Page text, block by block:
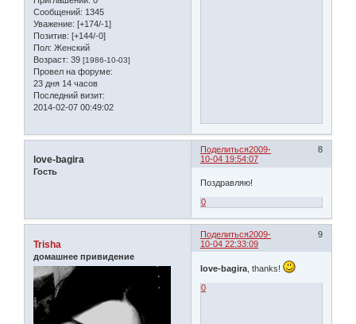
Сообщений: 1345
Уважение: [+174/-1]
Позитив: [+144/-0]
Пол: Женский
Возраст: 39 [1986-10-03]
Провел на форуме:
23 дня 14 часов
Последний визит:
2014-02-07 00:49:02
Поделиться 8
2009-
10-04 19:54:07
love-bagira
Гость
Поздравляю!
0
Поделиться 9
2009-
10-04 22:33:09
Trisha
домашнее привидение
love-bagira , thanks!
0